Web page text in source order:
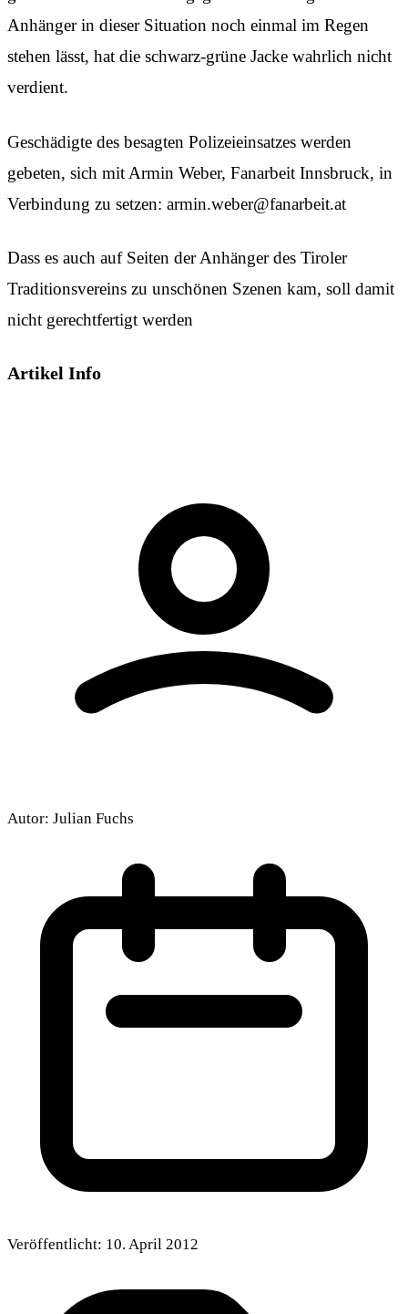
Anhänger in dieser Situation noch einmal im Regen
stehen lässt, hat die schwarz-grüne Jacke wahrlich nicht
verdient.
Geschädigte des besagten Polizeieinsatzes werden
gebeten, sich mit Armin Weber, Fanarbeit Innsbruck, in
Verbindung zu setzen: armin.weber@fanarbeit.at
Dass es auch auf Seiten der Anhänger des Tiroler
Traditionsvereins zu unschönen Szenen kam, soll damit
nicht gerechtfertigt werden
Artikel Info
Autor: Julian Fuchs
Veröffentlicht: 10. April 2012